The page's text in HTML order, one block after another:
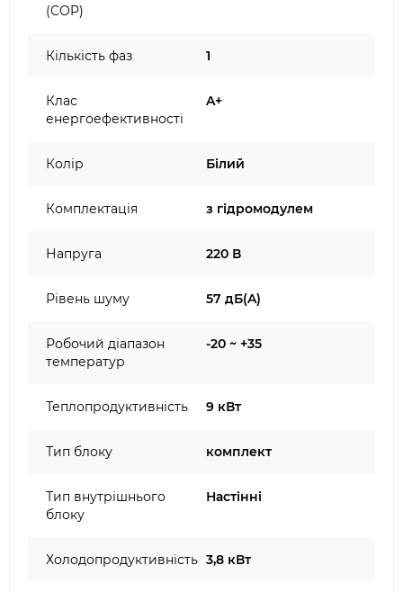
(COP)
Кількість фаз 1
Клас
енергоефективності
A+
Колір Білий
Комплектація з гідромодулем
Напруга 220 В
Рівень шуму 57 дБ(A)
Робочий діапазон
температур
-20 ~ +35
Теплопродуктивність 9 кВт
Тип блоку комплект
Тип внутрішнього
блоку
Настінні
Холодопродуктивність 3,8 кВт